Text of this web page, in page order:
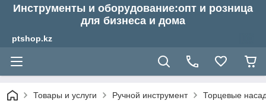
Инструменты и оборудование:опт и розница
для бизнеса и дома
ptshop.kz
Товары и услуги Ручной инструмент Торцевые